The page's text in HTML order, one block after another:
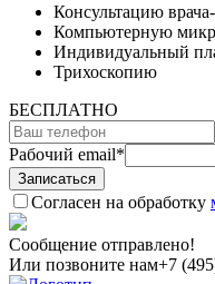
Консультацию
Компьютерную
Индивидуальный
Трихоскопию
БЕСПЛАТНО
Рабочий email*
Согласен на обработку
Сообщение отправлено!
Или позвоните нам+7